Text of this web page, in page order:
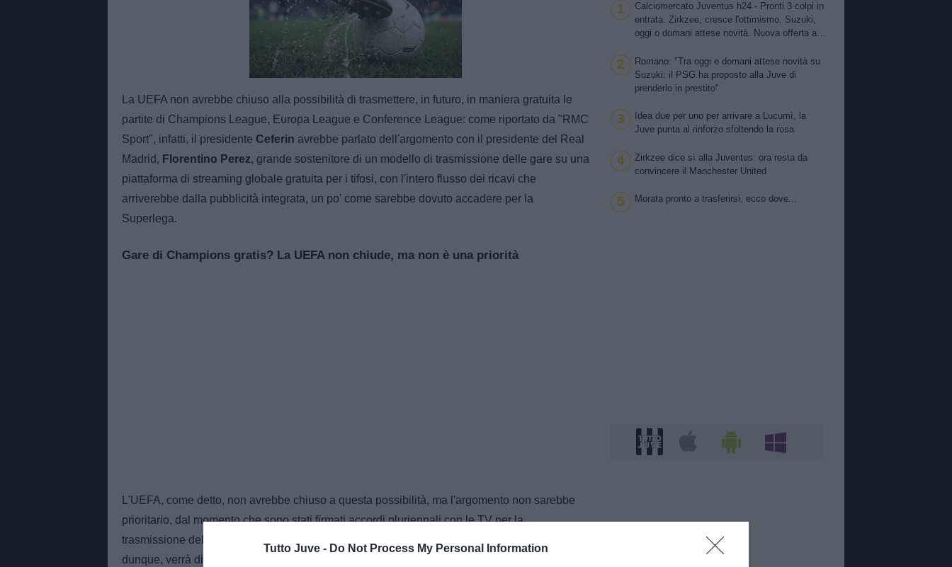
Tutto Juve - Do Not Process My Personal Information
Unmute
Loaded
100.00%
La UEFA non avrebbe chiuso alla possibilità di trasmettere, in futuro, in maniera gratuita le
partite di Champions League, Europa League e Conference League: come riportato da "RMC
Sport", infatti, il presidente Ceferin avrebbe parlato dell'argomento con il presidente del Real
Madrid, Florentino Perez, grande sostenitore di un modello di trasmissione delle gare su una
piattaforma di streaming globale gratuita per i tifosi, con l'intero flusso dei ricavi che
arriverebbe dalla pubblicità integrata, un po' come sarebbe dovuto accadere per la
Superlega.
Gare di Champions gratis? La UEFA non chiude, ma non è una priorità
L'UEFA, come detto, non avrebbe chiuso a questa possibilità, ma l'argomento non sarebbe
prioritario, dal momento che sono stati firmati accordi pluriennali con le TV per la
trasmissione delle partite delle competizioni europee. La trasmissione delle gare gratis,
dunque, verrà discussa in un futuro ancora lontano.
1
Calciomercato Juventus h24 - Pronti 3 colpi in
entrata. Zirkzee, cresce l'ottimismo. Suzuki,
oggi o domani attese novità. Nuova offerta a
pista fredda. Balerdi resta nei radar. David in
bilico
2
Romano: "Tra oggi e domani attese novità su
Suzuki: il PSG ha proposto alla Juve di
prenderlo in prestito"
3
Idea due per uno per arrivare a Lucumì, la
Juve punta al rinforzo sfoltendo la rosa
4
Zirkzee dice sì alla Juventus: ora resta da
convincere il Manchester United
5 Morata pronto a trasferirsi, ecco dove...